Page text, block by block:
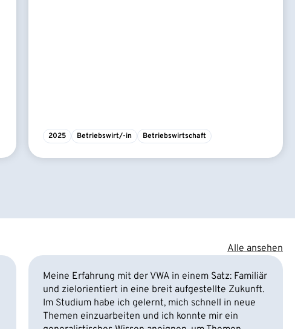
2025 Betriebswirt/-in Betriebswirtschaft
Alle ansehen
Meine Erfahrung mit der VWA in einem Satz: Familiär
und zielorientiert in eine breit aufgestellte Zukunft.
Im Studium habe ich gelernt, mich schnell in neue
Themen einzuarbeiten und ich konnte mir ein